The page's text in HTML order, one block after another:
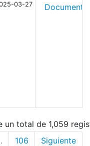
03-27
un total de 1,059
106 Siguiente